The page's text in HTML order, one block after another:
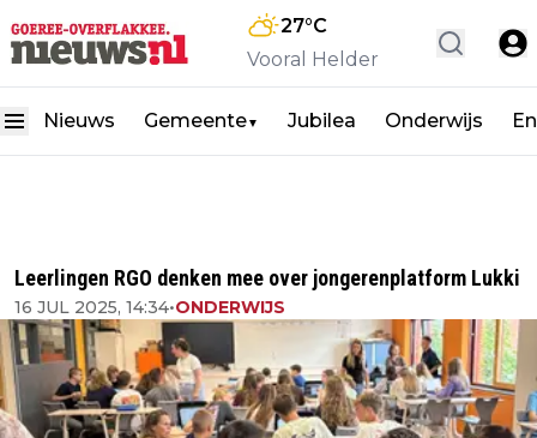
27°C
Vooral Helder
Nieuws Gemeente▼ Jubilea Onderwijs
Leerlingen RGO denken mee over jongerenplatform Lukki
16 JUL 2025, 14:34•ONDERWIJS